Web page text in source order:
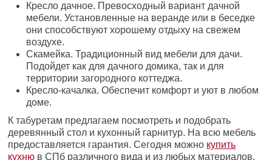
Кресло дачное. Превосходный вариант дачной
мебели. Установленные на веранде или в беседке
они способствуют хорошему отдыху на свежем
воздухе.
Скамейка. Традиционный вид мебели для дачи.
Подойдет как для дачного домика, так и для
территории загородного коттеджа.
Кресло-качалка. Обеспечит комфорт и уют в любом
доме.
К табуретам предлагаем посмотреть и подобрать
деревянный стол и кухонный гарнитур. На всю мебель
предоставляется гарантия. Сегодня можно купить
кухню в СПб различного вида и из любых материалов.